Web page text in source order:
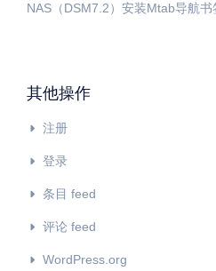
NAS（DSM7.2）安装Mtab导航
其他操作
注册
登录
条目 feed
评论 feed
WordPress.org